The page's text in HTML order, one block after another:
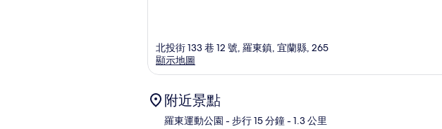
北投街 133 巷 12 號, 羅東鎮, 宜蘭縣, 265
顯示地圖
附近景點
羅東運動公園 - 步行 15 分鐘- 1.3 公里